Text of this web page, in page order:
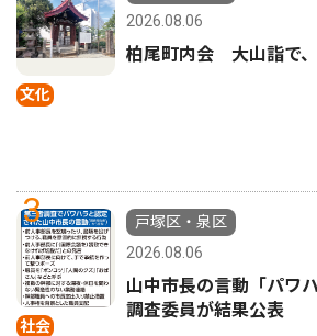
文化
2026.08.06
柏尾町内会 大山詣で
3
社会
戸塚区・泉区
2026.08.06
山中市長の言動「パワ
調査委員が結果公表